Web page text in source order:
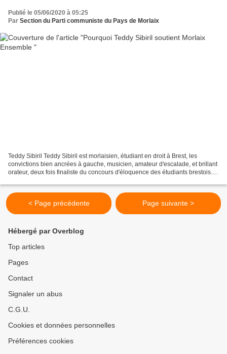
Publié le 05/06/2020 à 05:25
Par Section du Parti communiste du Pays de Morlaix
Teddy Sibiril Teddy Sibiril est morlaisien, étudiant en droit à Brest, les
convictions bien ancrées à gauche, musicien, amateur d'escalade, et brillant
orateur, deux fois finaliste du concours d'éloquence des étudiants brestois. Il
< Page précédente Page suivante >
Hébergé par Overblog
Top articles
Pages
Contact
Signaler un abus
C.G.U.
Cookies et données personnelles
Préférences cookies